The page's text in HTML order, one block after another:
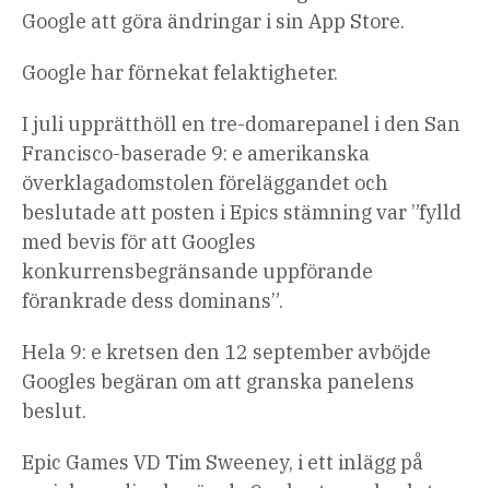
Google att göra ändringar i sin App Store.
Google har förnekat felaktigheter.
I juli upprätthöll en tre-domarepanel i den San
Francisco-baserade 9: e amerikanska
överklagadomstolen föreläggandet och
beslutade att posten i Epics stämning var ”fylld
med bevis för att Googles
konkurrensbegränsande uppförande
förankrade dess dominans”.
Hela 9: e kretsen den 12 september avböjde
Googles begäran om att granska panelens
beslut.
Epic Games VD Tim Sweeney, i ett inlägg på